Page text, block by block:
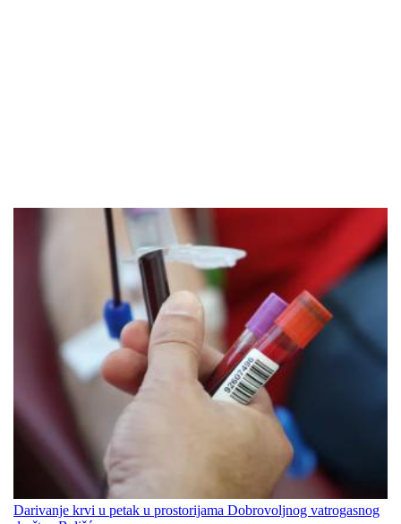
Darivanje krvi u petak u prostorijama Dobrovoljnog vatrogasnog